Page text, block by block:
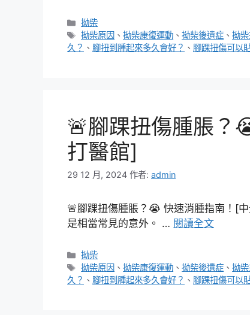
分
類
拗柴
標
籤
拗柴原因 、拗柴康復運動 、拗柴後遺症 、拗
久？ 、 腳扭到腫起來多久會好？ 、 腳踝扭傷可以
🚨腳踝扭傷腫脹？
打醫館]
29 12 月, 2024 作者: admin
🚨腳踝扭傷腫脹？😭 快速消腫指南！[
是相當常見的意外。 … 閱讀全文
分
類
拗柴
標
籤
拗柴原因 、拗柴康復運動 、拗柴後遺症 、拗
久？ 、 腳扭到腫起來多久會好？ 、 腳踝扭傷可以